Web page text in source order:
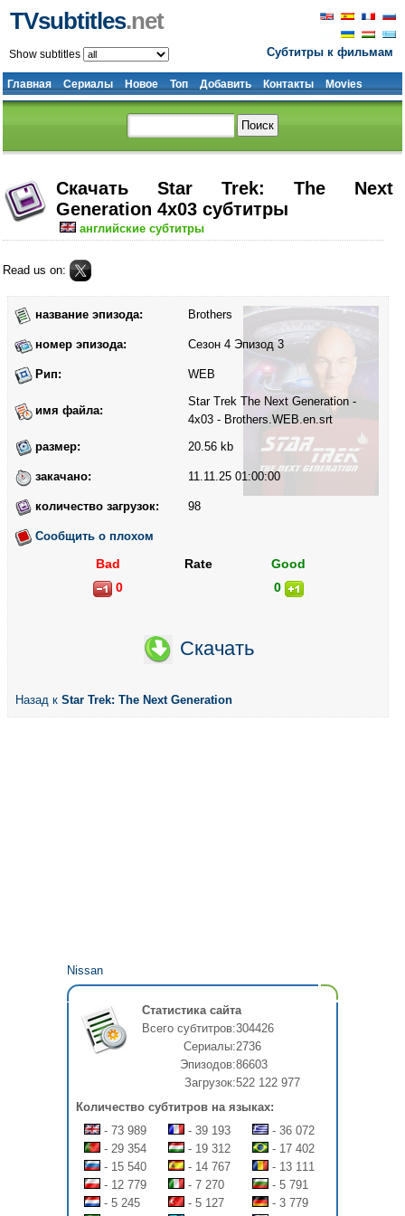
Субтитры к фильмам
TVsubtitles.net
Главная Сериалы Новое Топ Добавить Контакты Movies
Show subtitles
Скачать Star Trek: The Next
Generation 4x03 субтитры
английские субтитры
Read us on:
название эпизода: Brothers
номер эпизода: Сезон 4 Эпизод 3
Рип: WEB
имя файла:
Star Trek The Next Generation -
4x03 - Brothers.WEB.en.srt
размер:
20.56 kb
закачано: 11.11.25 01:00:00
количество загрузок: 98
Сообщить о плохом
Bad Rate
Good
0
0
Скачать
Назад к Star Trek: The Next Generation
Nissan
Статистика сайта
Всего субтитров:304426
Сериалы:2736
Эпизодов:86603
Загрузок:522 122 977
Количество субтитров на языках:
- 73 989
- 39 193
- 36 072
- 29 354
- 19 312
- 17 402
- 15 540
- 14 767
- 13 111
- 12 779
- 7 270
- 5 791
- 5 245
- 5 127
- 3 779